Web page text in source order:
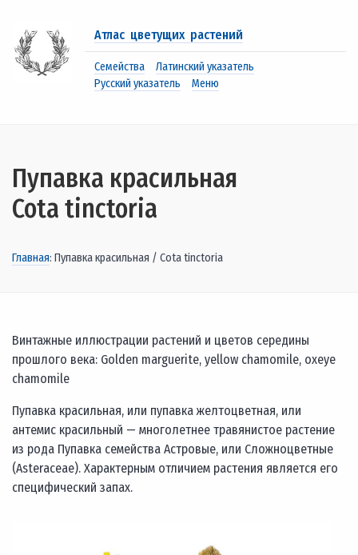
Атлас цветущих растений
Семейства
Латинский указатель
Русский указатель
Меню
Пупавка красильная
Cota tinctoria
Главная: Пупавка красильная / Cota tinctoria
Винтажные иллюстрации растений и цветов середины
прошлого века: Golden marguerite, yellow chamomile, oxeye
chamomile
Пупавка красильная, или пупавка желтоцветная, или
антемис красильный — многолетнее травянистое растение
из рода Пупавка семейства Астровые, или Сложноцветные
(Asteraceae). Характерным отличием растения является его
специфический запах.